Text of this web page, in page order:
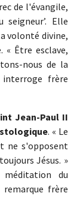
de l'évangile,
Elle
volonté divine,
« Être esclave,
nous de la
frère
Jean-Paul II
. « Le
ne s'opposent
Jésus. »
du
remarque frère